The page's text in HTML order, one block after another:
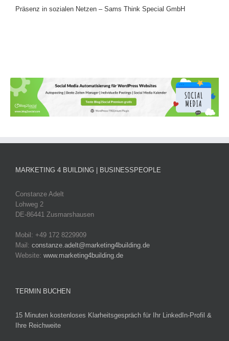
Präsenz in sozialen Netzen – Sams Think Special GmbH
MARKETING 4 BUILDING | BUSINESSPEOPLE
Constanze Adelt
Lohweg 2
DE-86441 Zusmarshausen
Mobil: +49 172 8229909
Mail: constanze.adelt@marketing4building.de
Website: www.marketing4building.de
TERMIN BUCHEN
15 Minuten kostenloses Klarheitsgespräch für Ihr LinkedIn-Profil &
Ihre Reichweite